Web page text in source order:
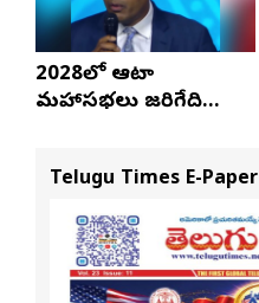
2028లో ఆటా
మహాసభలు జరిగేది
Telugu Times E-Paper